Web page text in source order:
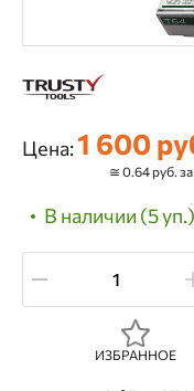
В наличии (5 уп.)
Цена:1 600
≅ 0.64 руб. за
ИЗБРАННОЕ